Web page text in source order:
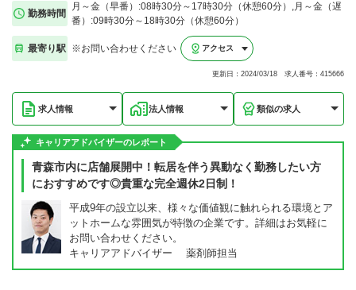
勤務時間
月～金（早番）:08時30分～17時30分（休憩60分）,月～金（遅
番）:09時30分～18時30分（休憩60分）
最寄り駅 ※お問い合わせください アクセス
更新日：2024/03/18 求人番号：415666
求人情報 法人情報 類似の求人
キャリアアドバイザーのレポート
青森市内に店舗展開中！転居を伴う異動なく勤務したい方
におすすめです◎貴重な完全週休2日制！
平成9年の設立以来、様々な価値観に触れられる環境とア
ットホームな雰囲気が特徴の企業です。詳細はお気軽に
お問い合わせください。
キャリアアドバイザー 薬剤師担当